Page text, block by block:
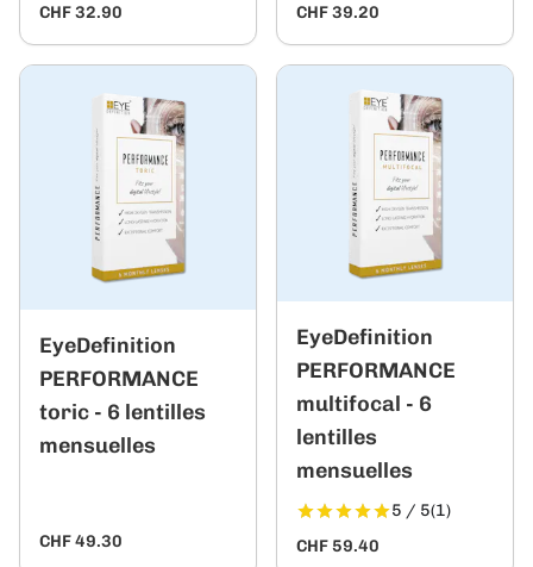
CHF 32.90
CHF 39.20
EyeDefinition
PERFORMANCE
toric - 6 lentilles
mensuelles
CHF 49.30
EyeDefinition
PERFORMANCE
multifocal - 6
lentilles
mensuelles
5 / 5(1)
CHF 59.40